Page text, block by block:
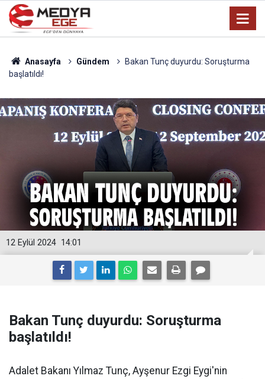
Anasayfa Gündem
Bakan Tunç duyurdu: Soruşturma
başlatıldı!
14:01
12 Eylül 2024
Bakan Tunç duyurdu: Soruşturma
başlatıldı!
Adalet Bakanı Yılmaz Tunç, Ayşenur Ezgi Eygi'nin